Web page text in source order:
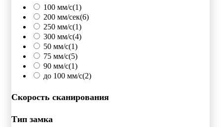
100 мм/с(1)
200 мм/сек(6)
250 мм/c(1)
300 мм/с(4)
50 мм/с(1)
75 мм/с(5)
90 мм/с(1)
до 100 мм/с(2)
Скорость сканирования
Тип замка